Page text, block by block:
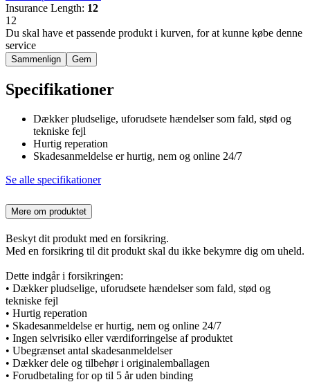
Insurance Length: 12
12
Du skal have et passende produkt i kurven, for at kunne købe denne
service
Sammenlign Gem
Specifikationer
Dækker pludselige, uforudsete hændelser som fald, stød og
tekniske fejl
Hurtig reperation
Skadesanmeldelse er hurtig, nem og online 24/7
Se alle specifikationer
Mere om produktet
Beskyt dit produkt med en forsikring.
Med en forsikring til dit produkt skal du ikke bekymre dig om uheld.
Dette indgår i forsikringen:
• Dækker pludselige, uforudsete hændelser som fald, stød og
tekniske fejl
• Hurtig reperation
• Skadesanmeldelse er hurtig, nem og online 24/7
• Ingen selvrisiko eller værdiforringelse af produktet
• Ubegrænset antal skadesanmeldelser
• Dækker dele og tilbehør i originalemballagen
• Forudbetaling for op til 5 år uden binding